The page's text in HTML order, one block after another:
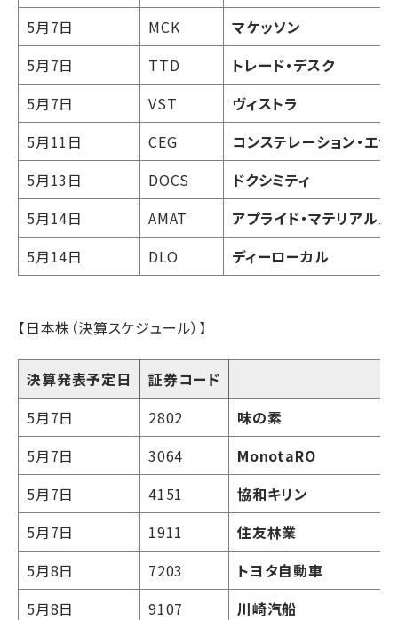
5月7日
MCK
マケッソン
5月7日
TTD
トレード・デスク
5月7日
VST
ヴィストラ
5月11日
CEG
コンステレーション・エ
5月13日
DOCS
ドクシミティ
5月14日
AMAT
アプライド・マテリアルズ
5月14日
DLO ディーローカル
【日本株（決算スケジュール）】
決算発表予定日 証券コード
5月7日
2802
味の素
5月7日
3064
MonotaRO
5月7日
4151
協和キリン
5月7日
1911
住友林業
5月8日
7203
トヨタ自動車
5月8日
9107
川崎汽船